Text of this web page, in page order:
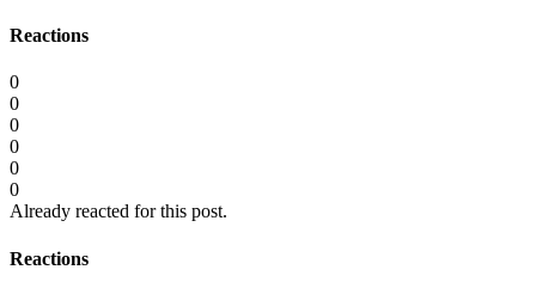
Reactions
0
0
0
0
0
0
Already reacted for this post.
Reactions